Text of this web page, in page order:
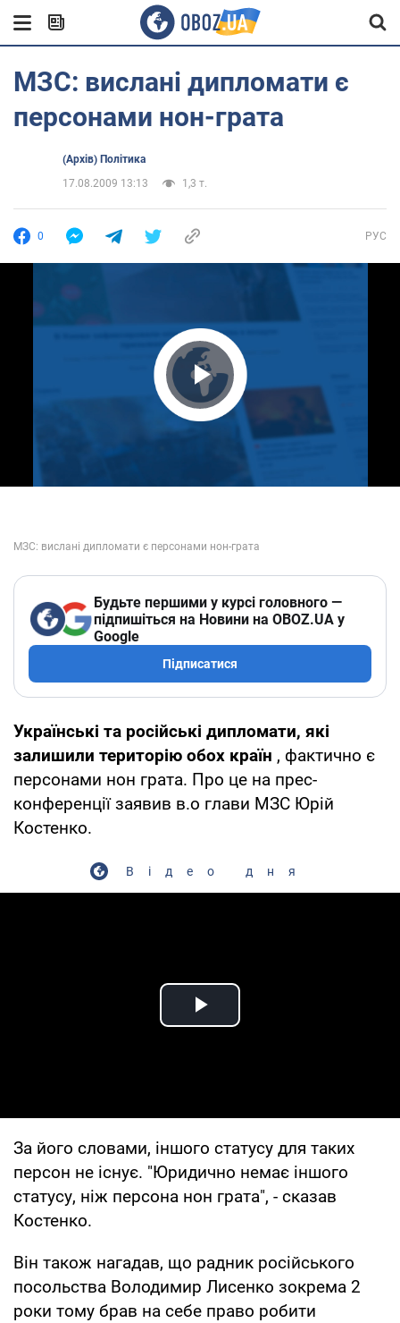
МЗС: вислані дипломати є
персонами нон-грата
(Архів) Політика
17.08.2009 13:13
1,3 т.
0 РУС
Play Video
Будьте першими у курсі головного —
підпишіться на Новини на OBOZ.UA у
Google
Підписатися
Українські та російські дипломати, які
залишили територію обох країн , фактично є
персонами нон грата. Про це на прес-
конференції заявив в.о глави МЗС Юрій
Костенко.
Відео дня
Play Video
За його словами, іншого статусу для таких
персон не існує. "Юридично немає іншого
статусу, ніж персона нон грата", - сказав
Костенко.
Він також нагадав, що радник російського
посольства Володимир Лисенко зокрема 2
роки тому брав на себе право робити